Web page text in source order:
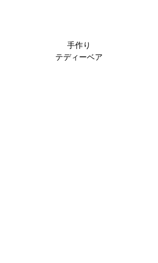
手作り
テディーベア